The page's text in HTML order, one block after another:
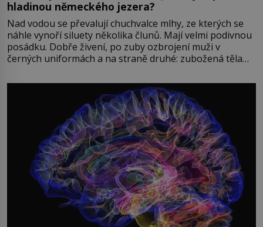
hladinou německého jezera?
Nad vodou se převalují chuchvalce mlhy, ze kterých se
náhle vynoří siluety několika člunů. Mají velmi podivnou
posádku. Dobře živení, po zuby ozbrojení muži v
černých uniformách a na straně druhé: zubožená těla
přízračná scéna znamená? Je jaro roku 1945, druhá
světová válka se chýlí ke konci. Jezero Stolpsee